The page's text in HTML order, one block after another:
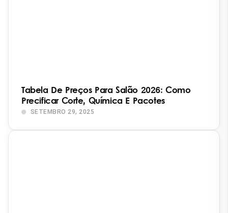
Tabela De Preços Para Salão 2026: Como
Precificar Corte, Química E Pacotes
SETEMBRO 29, 2025